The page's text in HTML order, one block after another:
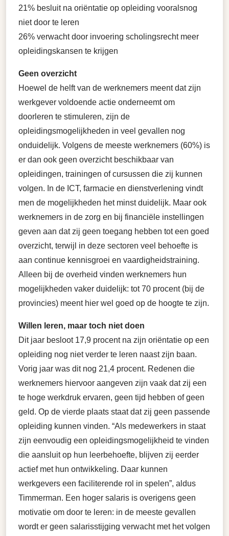
21% besluit na oriëntatie op opleiding vooralsnog
niet door te leren
26% verwacht door invoering scholingsrecht meer
opleidingskansen te krijgen
Geen overzicht
Hoewel de helft van de werknemers meent dat zijn
werkgever voldoende actie onderneemt om
doorleren te stimuleren, zijn de
opleidingsmogelijkheden in veel gevallen nog
onduidelijk. Volgens de meeste werknemers (60%) is
er dan ook geen overzicht beschikbaar van
opleidingen, trainingen of cursussen die zij kunnen
volgen. In de ICT, farmacie en dienstverlening vindt
men de mogelijkheden het minst duidelijk. Maar ook
werknemers in de zorg en bij financiële instellingen
geven aan dat zij geen toegang hebben tot een goed
overzicht, terwijl in deze sectoren veel behoefte is
aan continue kennisgroei en vaardigheidstraining.
Alleen bij de overheid vinden werknemers hun
mogelijkheden vaker duidelijk: tot 70 procent (bij de
provincies) meent hier wel goed op de hoogte te zijn.
Willen leren, maar toch niet doen
Dit jaar besloot 17,9 procent na zijn oriëntatie op een
opleiding nog niet verder te leren naast zijn baan.
Vorig jaar was dit nog 21,4 procent. Redenen die
werknemers hiervoor aangeven zijn vaak dat zij een
te hoge werkdruk ervaren, geen tijd hebben of geen
geld. Op de vierde plaats staat dat zij geen passende
opleiding kunnen vinden. “Als medewerkers in staat
zijn eenvoudig een opleidingsmogelijkheid te vinden
die aansluit op hun leerbehoefte, blijven zij eerder
actief met hun ontwikkeling. Daar kunnen
werkgevers een faciliterende rol in spelen”, aldus
Timmerman. Een hoger salaris is overigens geen
motivatie om door te leren: in de meeste gevallen
wordt er geen salarisstijging verwacht met het volgen